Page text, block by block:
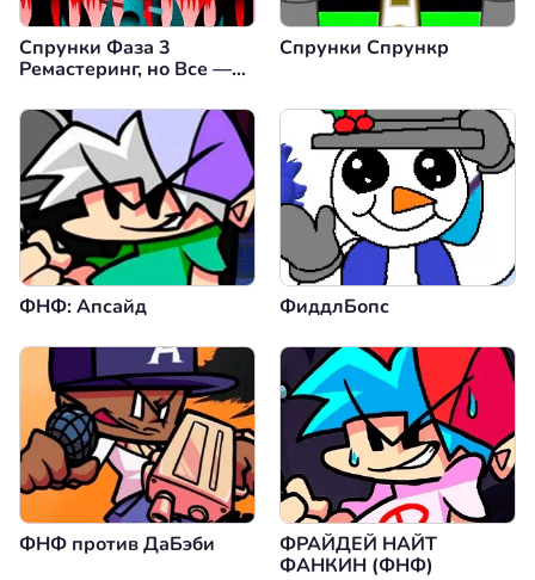
Спрунки Фаза 3
Ремастеринг, но Все —
Спрунки Спрункр
ФНФ: Апсайд ФиддлБопс
ФНФ против ДаБэби
ФРАЙДЕЙ НАЙТ
ФАНКИН (ФНФ)